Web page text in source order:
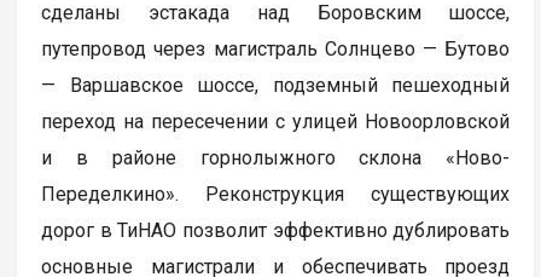
сделаны эстакада над Боровским шоссе,
путепровод через магистраль Солнцево — Бутово
— Варшавское шоссе, подземный пешеходный
переход на пересечении с улицей Новоорловской
и в районе горнолыжного склона «Ново-
Переделкино». Реконструкция существующих
дорог в ТиНАО позволит эффективно дублировать
основные магистрали и обеспечивать проезд